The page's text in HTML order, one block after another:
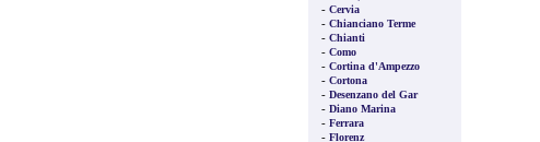
- Cervia
- Chianciano Terme
- Chianti
- Como
- Cortina d'Ampezzo
- Cortona
- Desenzano del Gar
- Diano Marina
- Ferrara
- Florenz